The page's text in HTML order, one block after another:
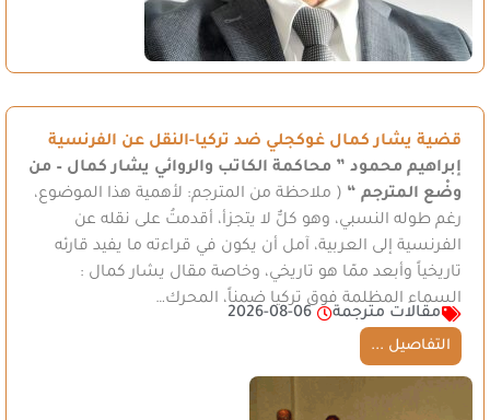
قضية يشار كمال غوكجلي ضد تركيا-النقل عن الفرنسية
إبراهيم محمود ” محاكمة الكاتب والروائي يشار كمال – من
وضْع المترجم “ ( ملاحظة من المترجم: لأهمية هذا الموضوع،
رغم طوله النسبي، وهو كلٌّ لا يتجزأ، أقدمتُ على نقله عن
الفرنسية إلى العربية، آمل أن يكون في قراءته ما يفيد قارئه
تاريخياً وأبعد ممّا هو تاريخي، وخاصة مقال يشار كمال :
السماء المظلمة فوق تركيا ضمناً، المحرك…
مقالات مترجمة
2026-08-06
التفاصيل ...